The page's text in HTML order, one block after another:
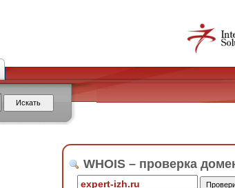
WHOIS – проверка